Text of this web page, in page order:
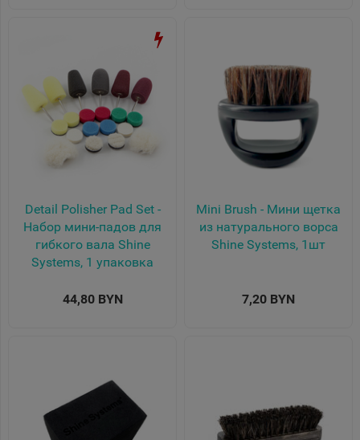
Detail Polisher Pad Set -
Набор мини-падов для
гибкого вала Shine
Systems, 1 упаковка
44,80 BYN
Mini Brush - Мини щетка
из натурального ворса
Shine Systems, 1шт
7,20 BYN